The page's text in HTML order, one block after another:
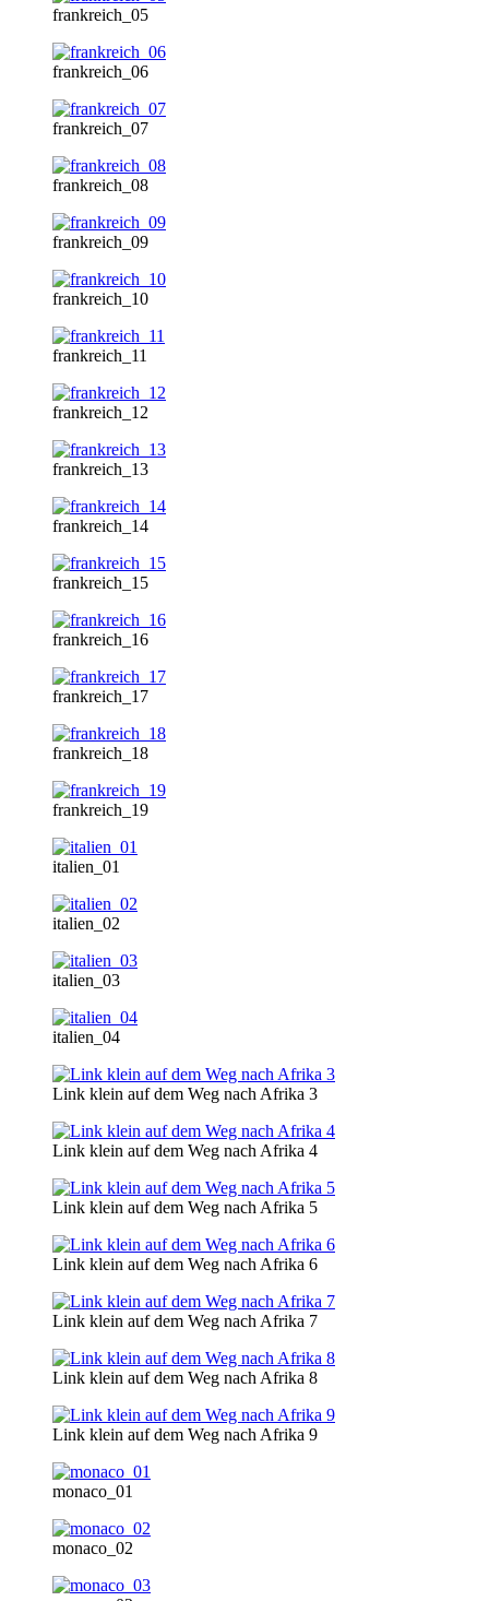
frankreich_05
frankreich_06
frankreich_07
frankreich_08
frankreich_09
frankreich_10
frankreich_11
frankreich_12
frankreich_13
frankreich_14
frankreich_15
frankreich_16
frankreich_17
frankreich_18
frankreich_19
italien_01
italien_02
italien_03
italien_04
Link klein auf dem Weg nach Afrika 3
Link klein auf dem Weg nach Afrika 4
Link klein auf dem Weg nach Afrika 5
Link klein auf dem Weg nach Afrika 6
Link klein auf dem Weg nach Afrika 7
Link klein auf dem Weg nach Afrika 8
Link klein auf dem Weg nach Afrika 9
monaco_01
monaco_02